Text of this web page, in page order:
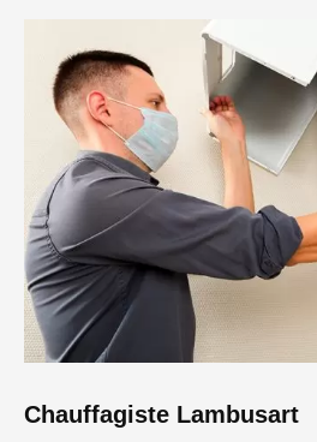
Chauffagiste Lambusart